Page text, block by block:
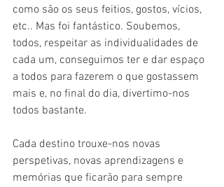
como são os seus feitios, gostos, vícios,
etc.. Mas foi fantástico. Soubemos,
todos, respeitar as individualidades de
cada um, conseguimos ter e dar espaço
a todos para fazerem o que gostassem
mais e, no final do dia, divertimo-nos
todos bastante.
Cada destino trouxe-nos novas
perspetivas, novas aprendizagens e
memórias que ficarão para sempre